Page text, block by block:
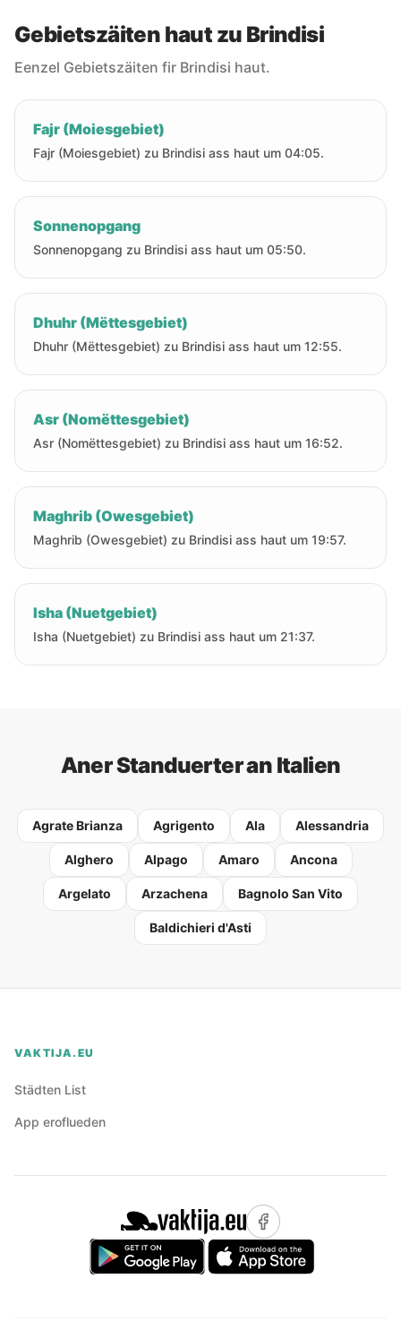
Gebietszäiten haut zu Brindisi
Eenzel Gebietszäiten fir Brindisi haut.
Fajr (Moiesgebiet)
Fajr (Moiesgebiet) zu Brindisi ass haut um 04:05.
Sonnenopgang
Sonnenopgang zu Brindisi ass haut um 05:50.
Dhuhr (Mëttesgebiet)
Dhuhr (Mëttesgebiet) zu Brindisi ass haut um 12:55.
Asr (Nomëttesgebiet)
Asr (Nomëttesgebiet) zu Brindisi ass haut um 16:52.
Maghrib (Owesgebiet)
Maghrib (Owesgebiet) zu Brindisi ass haut um 19:57.
Isha (Nuetgebiet)
Isha (Nuetgebiet) zu Brindisi ass haut um 21:37.
Aner Standuerter an Italien
Agrate Brianza Agrigento Ala Alessandria
Alghero Alpago Amaro Ancona
Argelato Arzachena Bagnolo San Vito
Baldichieri d'Asti
VAKTIJA.EU
Städten List
App eroflueden